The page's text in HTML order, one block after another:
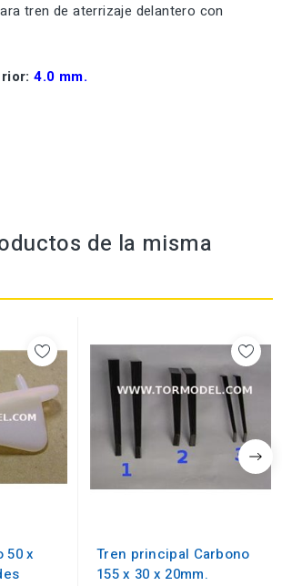
tren de aterrizaje delantero con
4.0 mm.
de la misma
50 x
Tren principal Carbono
155 x 30 x 20mm.